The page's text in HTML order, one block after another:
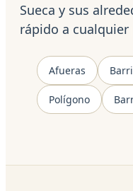
Sueca y sus
rápido a
Afueras
Polígono